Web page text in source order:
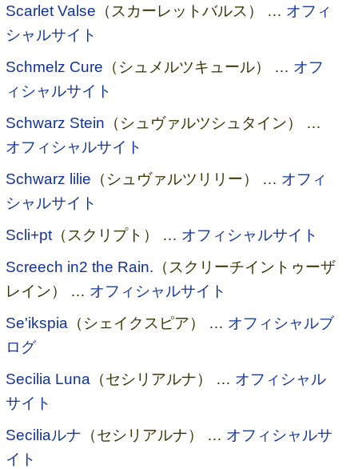
Scarlet Valse （スカーレットバルス） … オフィ
シャルサイト
Schmelz Cure （シュメルツキュール） … オフ
ィシャルサイト
Schwarz Stein （シュヴァルツシュタイン） …
オフィシャルサイト
Schwarz lilie （シュヴァルツリリー） … オフィ
シャルサイト
Scli+pt （スクリプト） … オフィシャルサイト
Screech in2 the Rain. （スクリーチイントゥーザ
レイン） … オフィシャルサイト
Se'ikspia （シェイクスピア） … オフィシャルブ
ログ
Secilia Luna （セシリアルナ） … オフィシャル
サイト
Seciliaルナ （セシリアルナ） … オフィシャルサ
イト